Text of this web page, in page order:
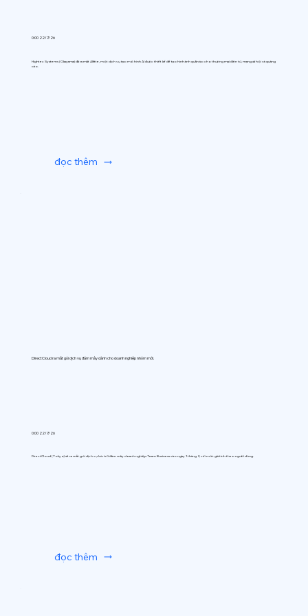
0:00 22/7/26
Hightec Systems (Okayama) đã ra mắt AIfitte, một dịch vụ tạo mô hình AI được thiết kế để tạo hình ảnh quần áo cho thương mại điện tử, mạng xã hội và quảng
cáo.
đọc thêm
DirectCloud ra mắt gói dịch vụ đám mây dành cho doanh nghiệp nhóm mới.
0:00 22/7/26
DirectCloud (Tokyo) sẽ ra mắt gói dịch vụ lưu trữ đám mây doanh nghiệp Team Business vào ngày 1 tháng 9, với mức giá tính theo người dùng.
đọc thêm